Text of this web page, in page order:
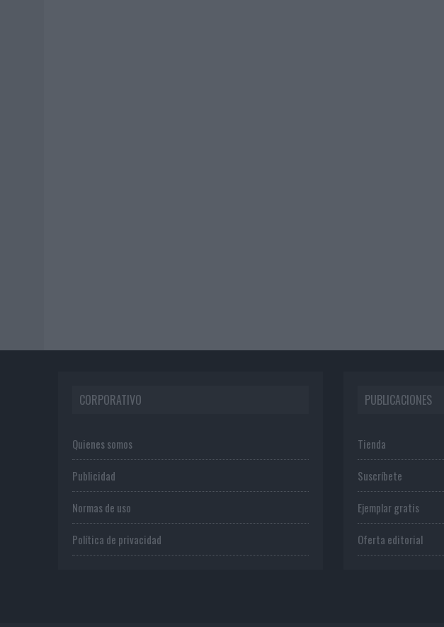
CORPORATIVO
Quienes somos
Publicidad
Normas de uso
Política de privacidad
PUBLICACIONES
Tienda
Suscríbete
Ejemplar gratis
Oferta editorial